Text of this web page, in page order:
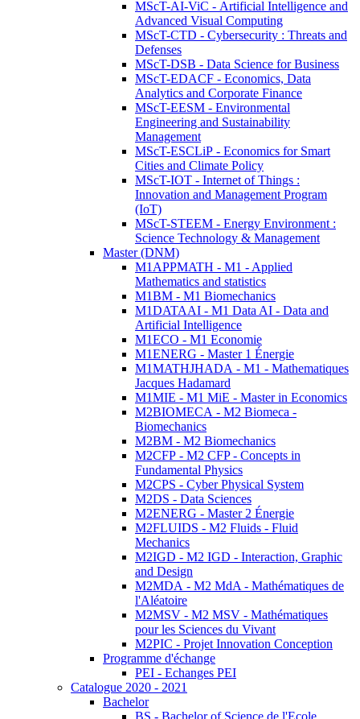
MScT-AI-ViC - Artificial Intelligence and
Advanced Visual Computing
MScT-CTD - Cybersecurity : Threats and
Defenses
MScT-DSB - Data Science for Business
MScT-EDACF - Economics, Data
Analytics and Corporate Finance
MScT-EESM - Environmental
Engineering and Sustainability
Management
MScT-ESCLiP - Economics for Smart
Cities and Climate Policy
MScT-IOT - Internet of Things :
Innovation and Management Program
(IoT)
MScT-STEEM - Energy Environment :
Science Technology & Management
Master (DNM)
M1APPMATH - M1 - Applied
Mathematics and statistics
M1BM - M1 Biomechanics
M1DATAAI - M1 Data AI - Data and
Artificial Intelligence
M1ECO - M1 Economie
M1ENERG - Master 1 Énergie
M1MATHJHADA - M1 - Mathematiques
Jacques Hadamard
M1MIE - M1 MiE - Master in Economics
M2BIOMECA - M2 Biomeca -
Biomechanics
M2BM - M2 Biomechanics
M2CFP - M2 CFP - Concepts in
Fundamental Physics
M2CPS - Cyber Physical System
M2DS - Data Sciences
M2ENERG - Master 2 Énergie
M2FLUIDS - M2 Fluids - Fluid
Mechanics
M2IGD - M2 IGD - Interaction, Graphic
and Design
M2MDA - M2 MdA - Mathématiques de
l'Aléatoire
M2MSV - M2 MSV - Mathématiques
pour les Sciences du Vivant
M2PIC - Projet Innovation Conception
Programme d'échange
PEI - Echanges PEI
Catalogue 2020 - 2021
Bachelor
BS - Bachelor of Science de l'Ecole